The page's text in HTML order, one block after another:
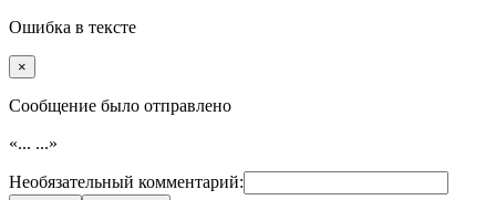
Ошибка в тексте
×
Cообщение было отправлено
«... ...»
Необязательный комментарий: